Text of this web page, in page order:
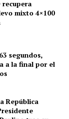
recupera
mixto 4×100
segundos,
a la final por el
República